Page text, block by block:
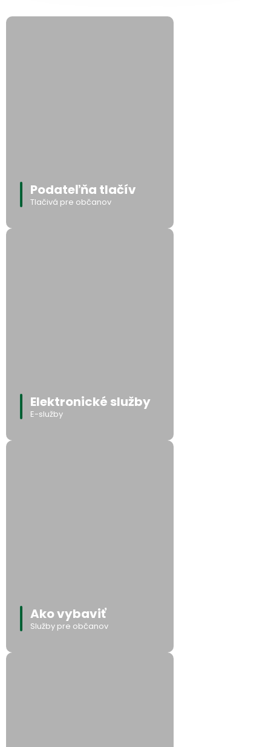
Podateľňa tlačív
Tlačivá pre občanov
Elektronické služby
E-služby
Ako vybaviť
Služby pre občanov